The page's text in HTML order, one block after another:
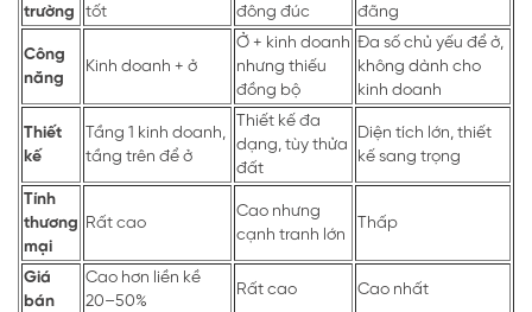
trường
tốt
đông đúc
đãng
Công
năng
Kinh doanh + ở
Ở + kinh doanh
nhưng thiếu
đồng bộ
Đa số chủ yếu để ở,
không dành cho
kinh doanh
Thiết
kế
Tầng 1 kinh doanh,
tầng trên để ở
Thiết kế đa
dạng, tùy thửa
đất
Diện tích lớn, thiết
kế sang trọng
Tính
thương
mại
Rất cao
Cao nhưng
cạnh tranh lớn
Thấp
Giá
bán
Cao hơn liền kề
20–50%
Rất cao Cao nhất